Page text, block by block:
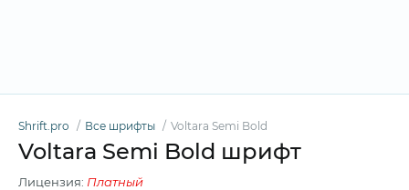
Shrift.pro Все шрифты Voltara Semi Bold
Voltara Semi Bold шрифт
Лицензия: Платный